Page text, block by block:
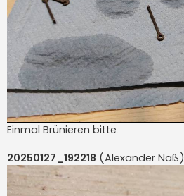
Einmal Brünieren bitte.
20250127_192218 (Alexander Naß)